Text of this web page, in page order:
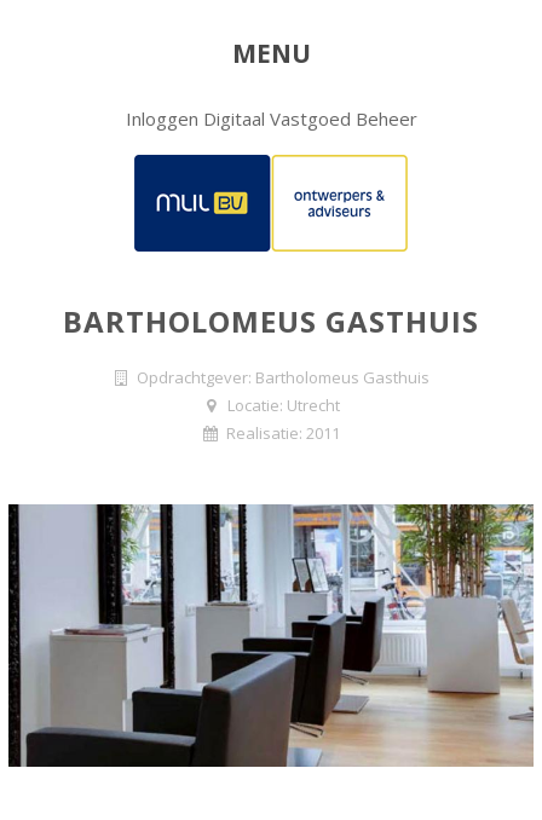
MENU
Inloggen Digitaal Vastgoed Beheer
BARTHOLOMEUS GASTHUIS
Opdrachtgever: Bartholomeus Gasthuis
Locatie: Utrecht
Realisatie: 2011